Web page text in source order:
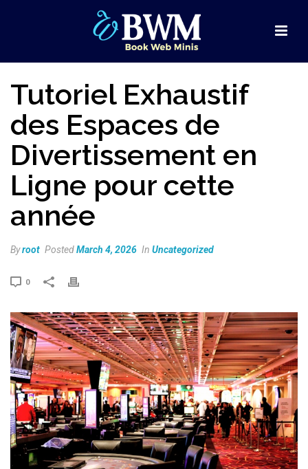
Tutoriel Exhaustif
des Espaces de
Divertissement en
Ligne pour cette
année
Byroot PostedMarch 4, 2026 In Uncategorized
0